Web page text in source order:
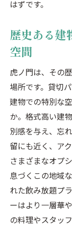
はずです。
歴史ある建
空間
虎ノ門は、その
場所です。貸切
建物での特別な
か。格式高い建
別感を与え、忘
留にも近く、ア
さまざまなオプ
息づくこの地域
れた飲み放題プ
ーはより一層華
の料理やスタッ